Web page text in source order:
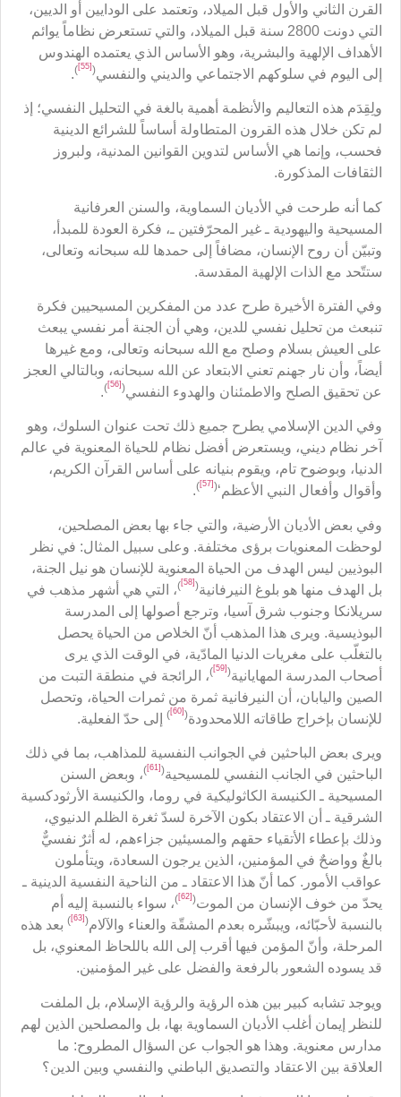
القرن الثاني والأول قبل الميلاد، وتعتمد على الودايين أو الديين،
التي دونت 2800 سنة قبل الميلاد، والتي تستعرض نظاماً يوائم
الأهداف الإلهية والبشرية، وهو الأساس الذي يعتمده الهندوس
إلى اليوم في سلوكهم الاجتماعي والديني والنفسي(
[55]
)
.
ولِقِدَم هذه التعاليم والأنظمة أهمية بالغة في التحليل النفسي؛ إذ
لم تكن خلال هذه القرون المتطاولة أساساً للشرائع الدينية
فحسب، وإنما هي الأساس لتدوين القوانين المدنية، ولبروز
الثقافات المذكورة.
كما أنه طرحت في الأديان السماوية، والسنن العرفانية
المسيحية واليهودية ـ غير المحرّفتين ـ، فكرة العودة للمبدأ،
وتبيّن أن روح الإنسان، مضافاً إلى حمدها لله سبحانه وتعالى،
ستتّحد مع الذات الإلهية المقدسة.
وفي الفترة الأخيرة طرح عدد من المفكرين المسيحيين فكرة
تنبعث من تحليل نفسي للدين، وهي أن الجنة أمر نفسي يبعث
على العيش بسلام وصلح مع الله سبحانه وتعالى، ومع غيرها
أيضاً، وأن نار جهنم تعني الابتعاد عن الله سبحانه، وبالتالي العجز
عن تحقيق الصلح والاطمئنان والهدوء النفسي(
[56]
)
.
وفي الدين الإسلامي يطرح جميع ذلك تحت عنوان السلوك، وهو
آخر نظام ديني، ويستعرض أفضل نظام للحياة المعنوية في عالم
الدنيا، وبوضوح تام، ويقوم بنيانه على أساس القرآن الكريم،
وأقوال وأفعال النبي الأعظم‘(
[57]
)
.
وفي بعض الأديان الأرضية، والتي جاء بها بعض المصلحين،
لوحظت المعنويات برؤى مختلفة. وعلى سبيل المثال: في نظر
البوذيين ليس الهدف من الحياة المعنوية للإنسان هو نيل الجنة،
بل الهدف منها هو بلوغ النيرفانية(
[58]
)، التي هي أشهر مذهب في
سريلانكا وجنوب شرق آسيا، وترجع أصولها إلى المدرسة
البوذيسية. ويرى هذا المذهب أنّ الخلاص من الحياة يحصل
بالتغلّب على مغريات الدنيا المادّية، في الوقت الذي يرى
أصحاب المدرسة المهايانية(
[59]
)، الرائجة في منطقة التبت من
الصين واليابان، أن النيرفانية ثمرة من ثمرات الحياة، وتحصل
للإنسان بإخراج طاقاته اللامحدودة(
[60]
) إلى حدّ الفعلية.
ويرى بعض الباحثين في الجوانب النفسية للمذاهب، بما في ذلك
الباحثين في الجانب النفسي للمسيحية(
[61]
)، وبعض السنن
المسيحية ـ الكنيسة الكاثوليكية في روما، والكنيسة الأرثودكسية
الشرقية ـ أن الاعتقاد بكون الآخرة لسدّ ثغرة الظلم الدنيوي،
وذلك بإعطاء الأتقياء حقهم والمسيئين جزاءهم، له أثرٌ نفسيٌّ
بالغٌ وواضحٌ في المؤمنين، الذين يرجون السعادة، ويتأملون
عواقب الأمور. كما أنّ هذا الاعتقاد ـ من الناحية النفسية الدينية ـ
يحدّ من خوف الإنسان من الموت(
[62]
)، سواء بالنسبة إليه أم
بالنسبة لأحبّائه، ويبشّره بعدم المشقّة والعناء والآلام(
[63]
) بعد هذه
المرحلة، وأنّ المؤمن فيها أقرب إلى الله باللحاظ المعنوي، بل
قد يسوده الشعور بالرفعة والفضل على غير المؤمنين.
ويوجد تشابه كبير بين هذه الرؤية والرؤية الإسلام، بل الملفت
للنظر إيمان أغلب الأديان السماوية بها، بل والمصلحين الذين لهم
مدارس معنوية. وهذا هو الجواب عن السؤال المطروح: ما
العلاقة بين الاعتقاد والتصديق الباطني والنفسي وبين الدين؟